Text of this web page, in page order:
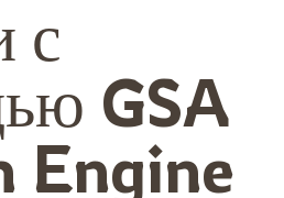
с
GSA
Engine